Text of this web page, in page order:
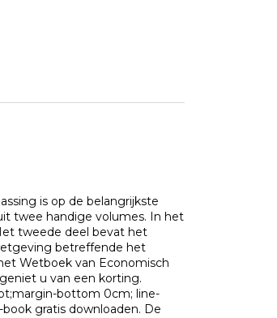
is op de belangrijkste
twee handige volumes. In het
tweede deel bevat het
betreffende het
Wetboek van Economisch
u van een korting.
bottom 0cm; line-
gratis downloaden. De